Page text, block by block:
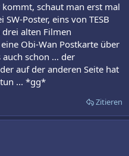
schaut man erst mal
Poster, eins von TESB
alten Filmen
Obi-Wan Postkarte über
schon ... der
auf der anderen Seite hat
... *gg*
Zitieren